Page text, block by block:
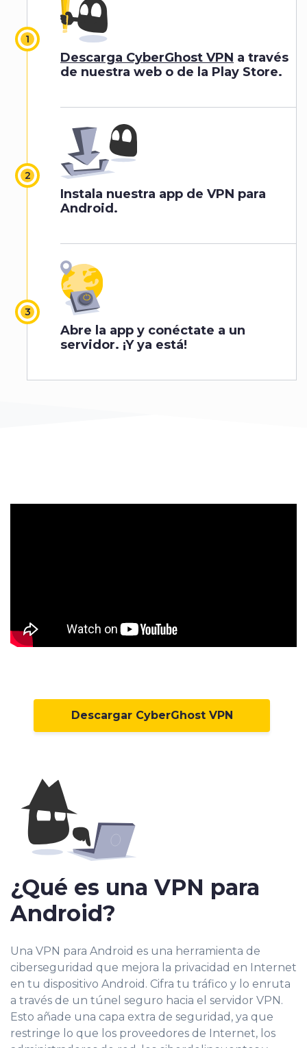
Descarga CyberGhost VPN a través
de nuestra web o de la Play Store.
Instala nuestra app de VPN para
Android.
Abre la app y conéctate a un
servidor. ¡Y ya está!
Descargar CyberGhost VPN
¿Qué es una VPN para
Android?
Una VPN para Android es una herramienta de
ciberseguridad que mejora la privacidad en Internet
en tu dispositivo Android. Cifra tu tráfico y lo enruta
a través de un túnel seguro hacia el servidor VPN.
Esto añade una capa extra de seguridad, ya que
restringe lo que los proveedores de Internet, los